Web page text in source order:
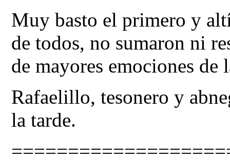
Muy basto el primero y
de todos, no sumaron ni
de mayores emociones de
Rafaelillo, tesonero y
la tarde.